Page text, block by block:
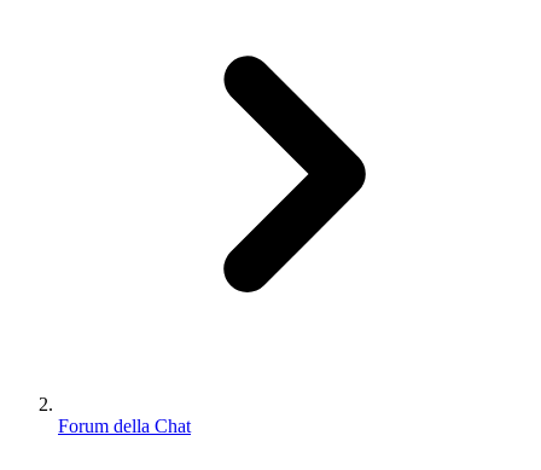
Forum della Chat